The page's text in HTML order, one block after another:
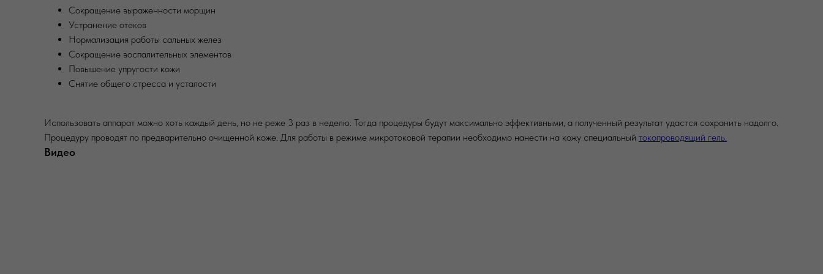
Сокращение выраженности морщин
Устранение отеков
Нормализация работы сальных желез
Сокращение воспалительных элементов
Повышение упругости кожи
Снятие общего стресса и усталости
Использовать аппарат можно хоть каждый день, но не реже 3 раз в неделю. Тогда процедуры будут максимально эффективными, а полученный результат удастся сохранить надолго.
Процедуру проводят по предварительно очищенной коже. Для работы в режиме микротоковой терапии необходимо нанести на кожу специальный токопроводящий гель.
Видео